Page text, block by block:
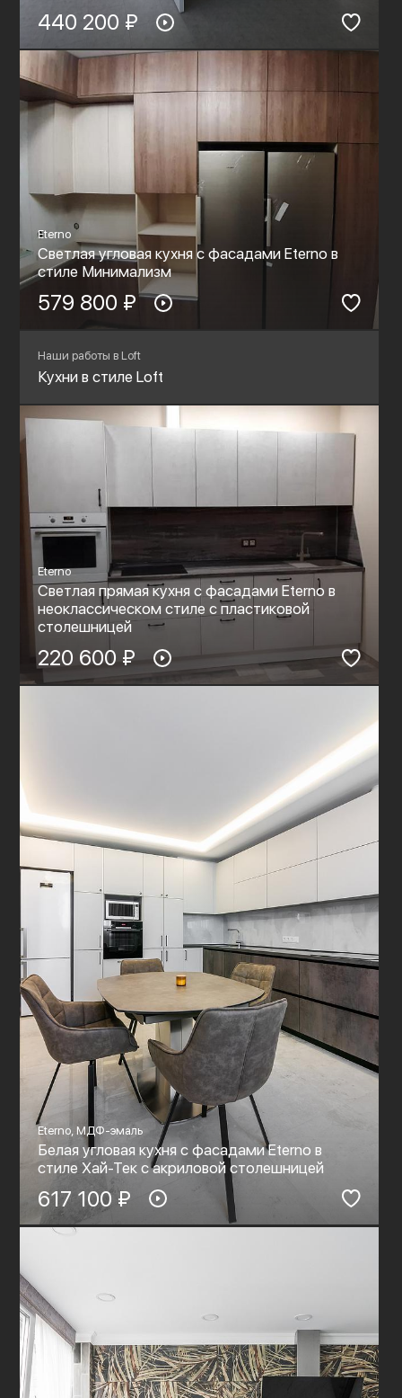
440 200 ₽
Eterno
Светлая угловая кухня с фасадами Eterno в
стиле Минимализм
579 800 ₽
Наши работы в Loft
Кухни в стиле Loft
Eterno
Светлая прямая кухня с фасадами Eterno в
неоклассическом стиле с пластиковой
столешницей
220 600 ₽
Eterno, МДФ-эмаль
Белая угловая кухня с фасадами Eterno в
стиле Хай-Тек c акриловой столешницей
617 100 ₽